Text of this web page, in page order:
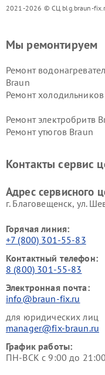
2021-2026 © СЦ blg.braun-
Мы ремонтируем
Ремонт
Braun
Ремонт
Ремонт электробритв
Ремонт утюгов Braun
Контакты сервис
Адрес сервисного
г. Благовещенск, ул.
Горячая линия:
+7 (800) 301-55-83
Контактный телефон:
8 (800) 301-55-83
Электронная почта:
info@braun-fix.ru
для юридических лиц
manager@fix-braun.ru
График работы:
ПН-ВСК с 9:00 до